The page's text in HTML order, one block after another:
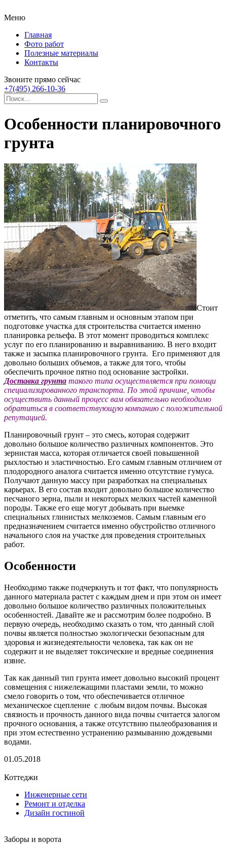
Меню
Главная
Фото работ
Полезные материалы
Контакты
Звоните прямо сейчас
+7(495) 266-10-36
Особенности планировочного
грунта
Стоит
отметить, что самым главным и основным этапом при
подготовке участка для строительства считается именно
планировка рельефа. В этот момент проводиться комплекс
услуг по его планированию и выравниванию. В него входит
также и засыпка планировочного грунта. Его применяют для
довольно больших объемов, а также для того, чтобы
обеспечить прочное пятно под основание застройки.
Доставка грунта такого типа осуществляется при помощи
специализированного транспорта. По этой причине, чтобы
осуществить данный процесс вам обязательно необходимо
обратиться в соответствующую компанию с положительной
репутацией.
Планировочный грунт – это смесь, которая содержит
довольно большое количество различных компонентов. Это
зернистая масса, которая отличается своей повышенной
рыхлостью и эластичностью. Его самым главным отличием от
плодородного аналога считается именно отсутствие гумуса.
Получают данную массу при разработках на специальных
карьерах. В его состав входит довольно большое количество
песчаного зерна, пыли и некоторых мелких частей каменной
породы. Также его еще могут добывать при выемке
специальных глинистых мелкоземов. Самым главным его
предназначением считается именно обустройство отличного
начального слоя на участке для проведения строительных
работ.
Особенности
Необходимо также подчеркнуть и тот факт, что популярность
данного материала растет с каждым днем и при этом он имеет
довольно большое количество различных положительных
особенностей. Давайте же и рассмотрим более подробно. В
первую очередь, необходимо сказать о том, что данный слой
почвы является полностью экологически безопасным для
здоровья и жизнедеятельности человека, так как он не
содержит и не выделяет токсические и вредные соединения
извне.
Так как данный тип грунта имеет довольно высокий процент
совмещения с нижележащими пластами земли, то можно
смело говорить о том, что обеспечивается отличное
механическое сцепление с любым видом почвы. Высокая
связность и прочность данного вида почвы считается залогом
прочного основания, а также отсутствию пылеобразования и
при этом естественно устранению размыванию дождевыми
водами.
01.05.2018
Коттеджи
Инженерные сети
Ремонт и отделка
Дизайн гостиной
Заборы и ворота